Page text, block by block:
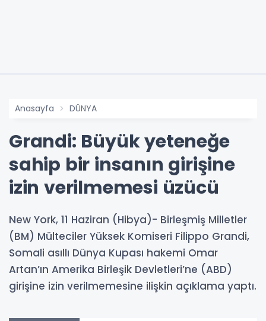
Anasayfa DÜNYA
Grandi: Büyük yeteneğe
sahip bir insanın girişine
izin verilmemesi üzücü
New York, 11 Haziran (Hibya)- Birleşmiş Milletler
(BM) Mülteciler Yüksek Komiseri Filippo Grandi,
Somali asıllı Dünya Kupası hakemi Omar
Artan’ın Amerika Birleşik Devletleri’ne (ABD)
girişine izin verilmemesine ilişkin açıklama yaptı.